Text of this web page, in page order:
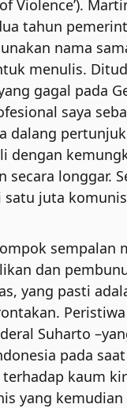
of Violence’).
tahun
nama
menulis.
gagal pada
saya
dalang
dengan
secara
satu juta
dan
yang pasti
Suharto
pada
kaum
yang kemudian